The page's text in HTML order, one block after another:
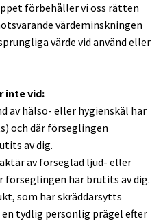
förbehåller vi oss rätten
värdeminskningen
värde vid använd eller
inte vid:
av hälso- eller hygienskäl har
och där förseglingen
av dig.
av förseglad ljud- eller
förseglingen har brutits av dig.
som har skräddarsytts
tydlig personlig prägel efter